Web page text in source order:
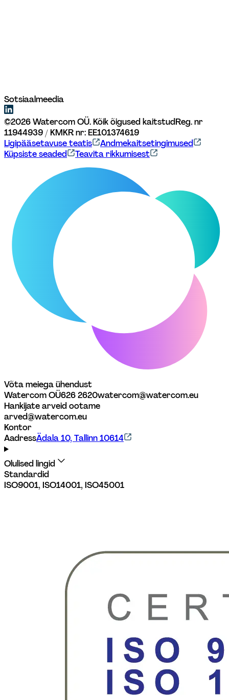
Sotsiaalmeedia
©2026Watercom OÜ. Kõik õigused kaitstudReg. nr
11944939 / KMKR nr: EE101374619
Ligipääsetavuse teatis
Andmekaitsetingimused
Küpsiste seaded
Teavita rikkumisest
Võta meiega ühendust
Watercom OÜ626 2620watercom@watercom.eu
Hankijate arveid ootame
arved@watercom.eu
Kontor
AadressÄdala 10, Tallinn 10614
Olulised lingid
Standardid
ISO9001, ISO14001, ISO45001